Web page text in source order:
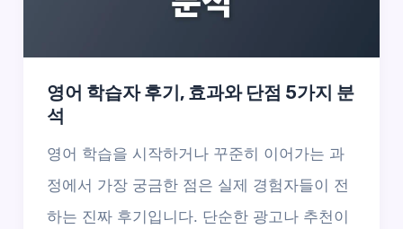
영어 학습자 후기, 효과와 단점 5가지 분
석
영어 학습을 시작하거나 꾸준히 이어가는 과
정에서 가장 궁금한 점은 실제 경험자들이 전
하는 진짜 후기입니다. 단순한 광고나 추천이